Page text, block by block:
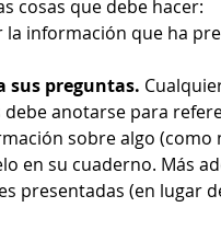
cosas que debe hacer:
la información que ha
sus preguntas.
anotarse para
sobre algo (como
en su cuaderno. Más
presentadas (en lugar